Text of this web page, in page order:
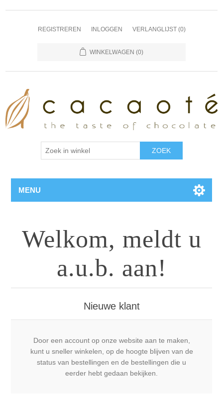
REGISTREREN INLOGGEN VERLANGLIJST (0)
WINKELWAGEN (0)
MENU
Welkom, meldt u
a.u.b. aan!
Nieuwe klant
Door een account op onze website aan te maken,
kunt u sneller winkelen, op de hoogte blijven van de
status van bestellingen en de bestellingen die u
eerder hebt gedaan bekijken.